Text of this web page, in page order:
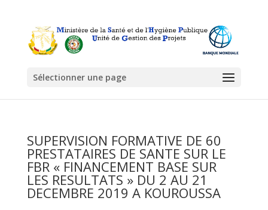
Sélectionner une page
SUPERVISION FORMATIVE DE 60
PRESTATAIRES DE SANTE SUR LE
FBR « FINANCEMENT BASE SUR
LES RESULTATS » DU 2 AU 21
DECEMBRE 2019 A KOUROUSSA